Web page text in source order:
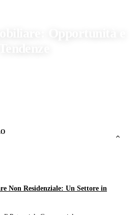
Non Residenziale: Un Settore in